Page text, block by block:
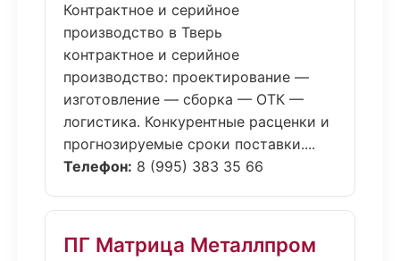
Контрактное и серийное
производство в Тверь
контрактное и серийное
производство: проектирование —
изготовление — сборка — ОТК —
логистика. Конкурентные расценки и
прогнозируемые сроки поставки....
Телефон: 8 (995) 383 35 66
ПГ Матрица Металлпром